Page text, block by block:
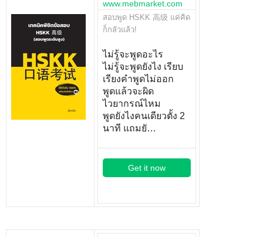
www.mebmarket.com
สอบพูด HSKK 高级 แค่คิด
ก็กลัวแล้ว!
ไม่รู้จะพูดอะไร
ไม่รู้จะพูดยังไง เรียบ
เรียงคำพูดไม่ออก
พูดแล้วจะผิด
ไวยากรณ์ไหม
พูดยังไงคนเดียวตั้ง 2
นาที แถมยั…
Get it now